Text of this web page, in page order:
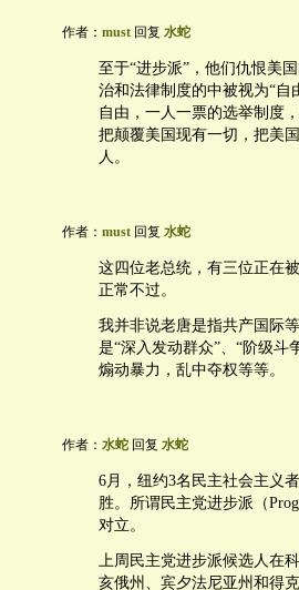
作者： must 回复 水蛇
至于“进步派”，他们仇恨美
治和法律制度的中被视为“自
自由，一人一票的选举制度
把颠覆美国现有一切，把美
人。
作者： must 回复 水蛇
这四位老总统，有三位正在
正常不过。
我并非说老唐是指共产国际
是“深入发动群众”、“阶级斗
煽动暴力，乱中夺权等等。
作者： 水蛇 回复 水蛇
6月，纽约3名民主社会主义
胜。所谓民主党进步派（
对立。
上周民主党进步派候选人在
亥俄州、宾夕法尼亚州和得